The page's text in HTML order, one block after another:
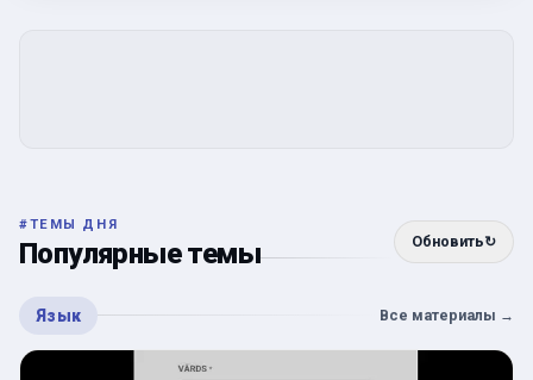
#ТЕМЫ ДНЯ
Популярные темы Обновить↻
Язык Все материалы →